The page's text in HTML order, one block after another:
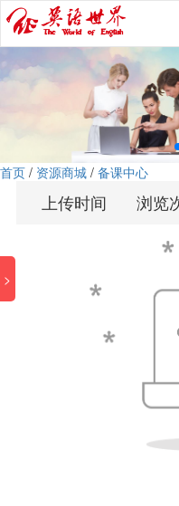
首页 / 资源商城 / 备课中心
>
上传时间 浏览